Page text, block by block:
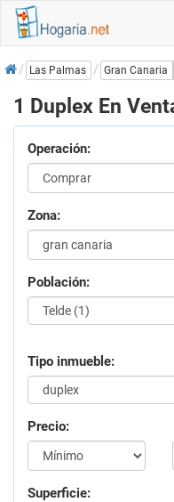
InicioLas Palmas Gran Canaria
1 Duplex En
Operación:
Zona:
Población:
Tipo inmueble:
Precio:
Superficie: